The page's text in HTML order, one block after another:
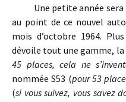
Une petite année sera
au point de ce nouvel
mois d’octobre 1964.
dévoile tout une gamme, la
45 places, cela ne
nommée S53 (pour 53
(si vous suivez, vous savez